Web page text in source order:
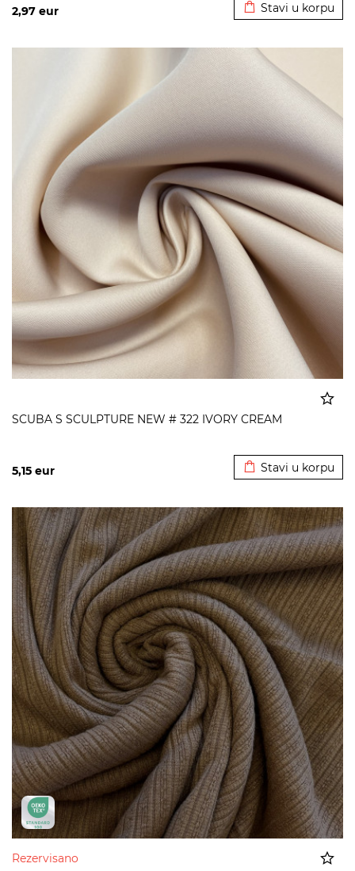
2,97 eur Stavi u korpu
SCUBA S SCULPTURE NEW # 322 IVORY CREAM
5,15 eur Stavi u korpu
Rezervisano